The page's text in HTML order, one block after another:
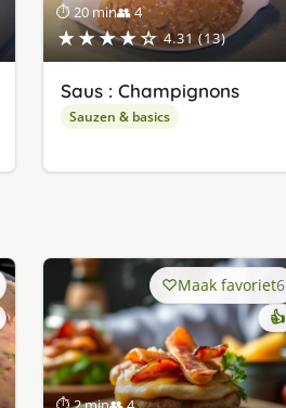
⏱ 20 min👥 4
★★★★☆ 4.31 (13)
Saus : Champignons
Sauzen & basics
Maak favoriet6
👍